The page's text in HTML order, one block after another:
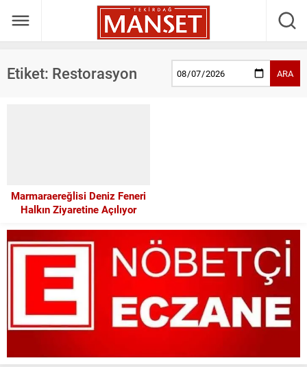
Etiket: Restorasyon ARA
Marmaraereğlisi Deniz Feneri
Halkın Ziyaretine Açılıyor